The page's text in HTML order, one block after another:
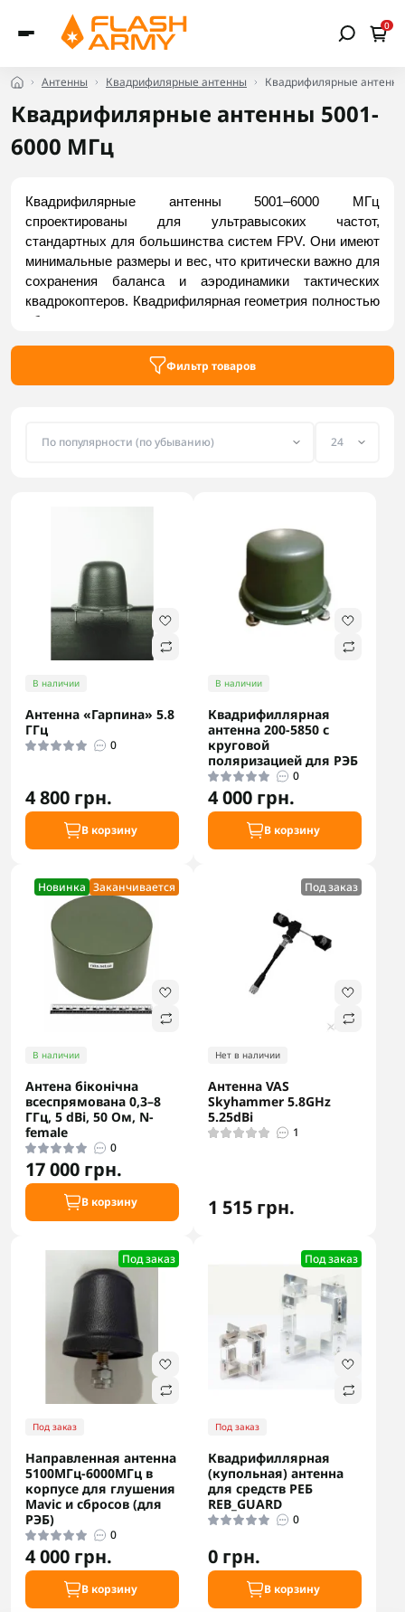
0
Антенны Квадрифилярные антенны Квадрифилярные
Квадрифилярные антенны 5001-
6000 МГц
Квадрифилярные антенны 5001–6000 МГц
спроектированы для ультравысоких частот,
стандартных для большинства систем FPV. Они имеют
минимальные размеры и вес, что критически важно для
сохранения баланса и аэродинамики тактических
квадрокоптеров. Квадрифилярная геометрия полностью
убирает слепые зоны, а круговая поляризация
для FPV-видеосвязи в ретрансляторах и мобильных
Фильтр товаров
В наличии
Антенна «Гарпина» 5.8
ГГц
0
4 800 грн.
В корзину
В наличии
Квадрифиллярная
антенна 200-5850 с
круговой
поляризацией для РЭБ
0
4 000 грн.
В корзину
Новинка Заканчивается
В наличии
Антена біконічна
всеспрямована 0,3–8
ГГц, 5 dBi, 50 Ом, N-
female
0
17 000 грн.
В корзину
Под заказ
Нет в наличии
Антенна VAS
Skyhammer 5.8GHz
5.25dВi
1
1 515 грн.
Под заказ
Под заказ
Направленная антенна
5100МГц-6000МГц в
корпусе для глушения
Mavic и сбросов (для
РЭБ)
0
4 000 грн.
В корзину
Под заказ
Под заказ
Квадрифиллярная
(купольная) антенна
для средств РЕБ
REB_GUARD
0
0 грн.
В корзину